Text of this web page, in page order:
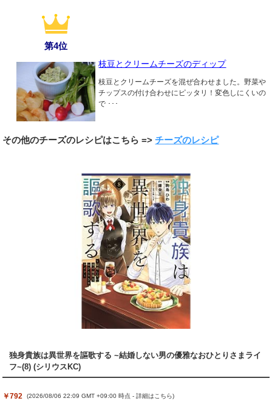
第4位
枝豆とクリームチーズのディップ
枝豆とクリームチーズを混ぜ合わせました。野菜や
チップスの付け合わせにピッタリ！変色しにくいの
で ･･･
その他のチーズのレシピはこちら =>チーズのレシピ
独身貴族は異世界を謳歌する ~結婚しない男の優雅なおひとりさまライ
フ~(8) (シリウスKC)
￥792 (2026/08/06 22:09 GMT +09:00 時点 - 詳細はこちら)